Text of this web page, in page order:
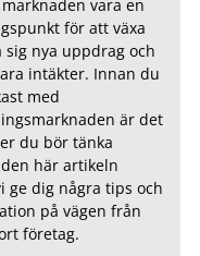
vara en
för att växa
sig nya uppdrag och
intäkter. Innan du
med
är det
du bör tänka
här artikeln
ge dig några tips och
på vägen från
företag.